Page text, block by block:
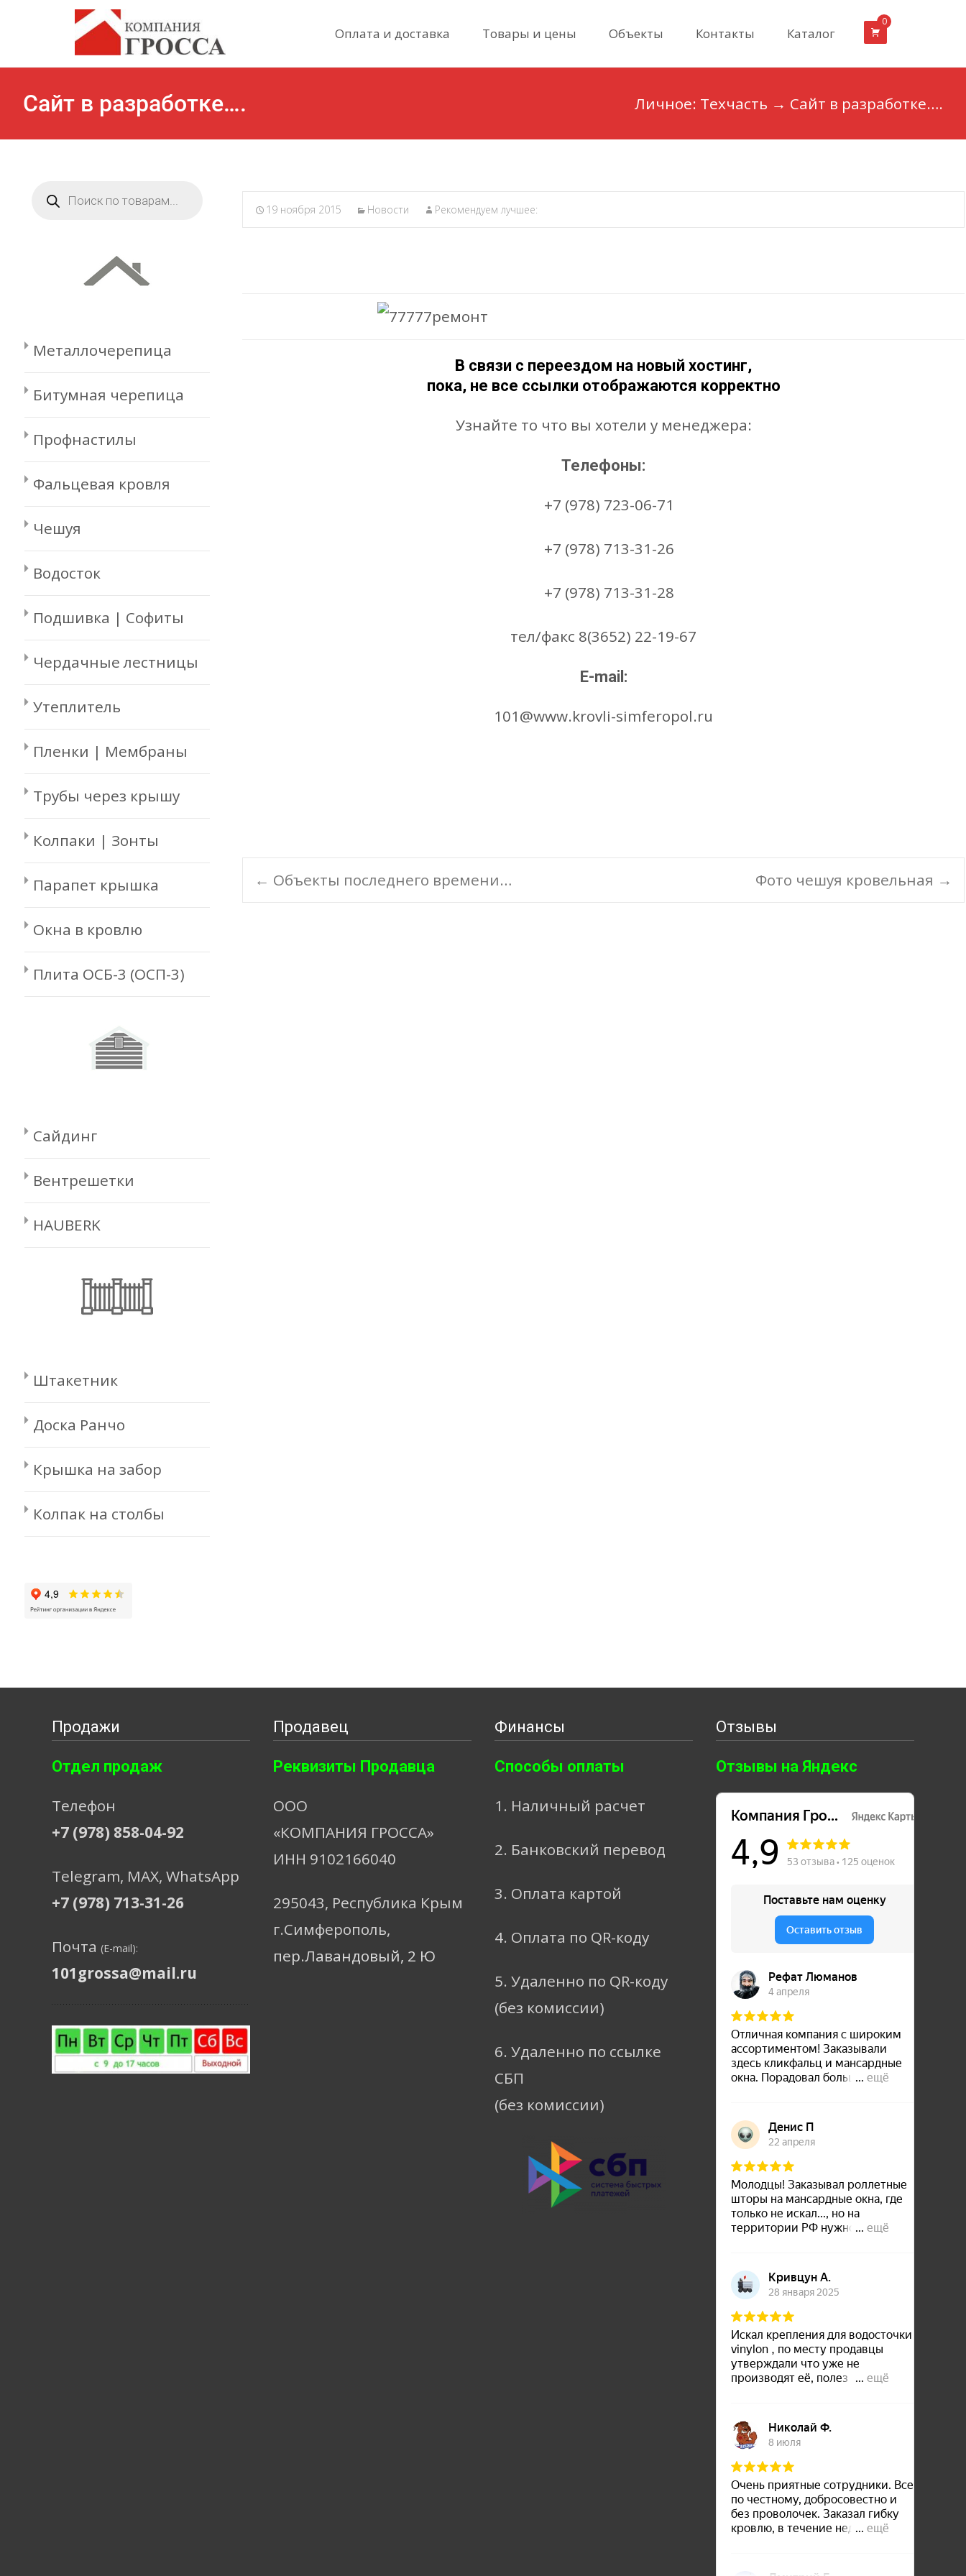
content
Оплата и доставка Товары и цены Объекты Контакты Каталог
0
Сайт в разработке…. Личное: Техчасть → Сайт в разработке….
19 ноября 2015 Новости Рекомендуем лучшее:
В связи с переездом на новый хостинг,
пока, не все ссылки отображаются корректно
Узнайте то что вы хотели у менеджера:
Телефоны:
+7 (978) 723-06-71
+7 (978) 713-31-26
+7 (978) 713-31-28
тел/факс 8(3652) 22-19-67
E-mail:
101@www.krovli-simferopol.ru
Post
navigation
← Объекты последнего времени… Фото чешуя кровельная →
товаров
Металлочерепица
Битумная черепица
Профнастилы
Фальцевая кровля
Чешуя
Водосток
Подшивка | Софиты
Чердачные лестницы
Утеплитель
Пленки | Мембраны
Трубы через крышу
Колпаки | Зонты
Парапет крышка
Окна в кровлю
Плита ОСБ-3 (ОСП-3)
Сайдинг
Вентрешетки
HAUBERK
Штакетник
Доска Ранчо
Крышка на забор
Колпак на столбы
Продажи
Отдел продаж
Телефон
+7 (978) 858-04-92
Telegram, МАХ, WhatsApp
+7 (978) 713-31-26
Почта (E-mail):
101grossa@mail.ru
Продавец
Реквизиты Продавца
ООО
«КОМПАНИЯ ГРОССА»
ИНН 9102166040
295043, Республика Крым
г.Симферополь,
пер.Лавандовый, 2 Ю
Финансы
Способы оплаты
1. Наличный расчет
2. Банковский перевод
3. Оплата картой
4. Оплата по QR-коду
5. Удаленно по QR-коду
(без комиссии)
6. Удаленно по ссылке
СБП
(без комиссии)
Отзывы
Отзывы на Яндекс